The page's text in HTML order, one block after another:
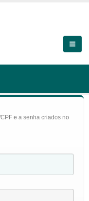
e a senha criados no